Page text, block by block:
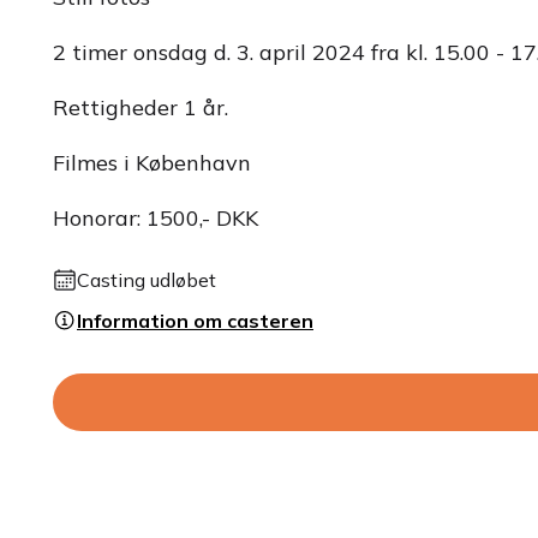
2 timer onsdag d. 3. april 2024 fra kl. 15.00 -
Rettigheder 1 år.
Filmes i København
Honorar: 1500,- DKK
Casting udløbet
Information om casteren